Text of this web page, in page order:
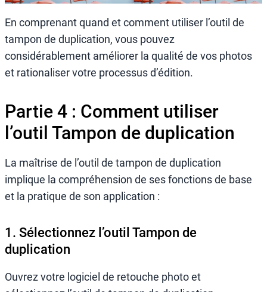
En comprenant quand et comment utiliser l’outil de
tampon de duplication, vous pouvez
considérablement améliorer la qualité de vos photos
et rationaliser votre processus d’édition.
Partie 4 : Comment utiliser
l’outil Tampon de duplication
La maîtrise de l’outil de tampon de duplication
implique la compréhension de ses fonctions de base
et la pratique de son application :
1. Sélectionnez l’outil Tampon de
duplication
Ouvrez votre logiciel de retouche photo et